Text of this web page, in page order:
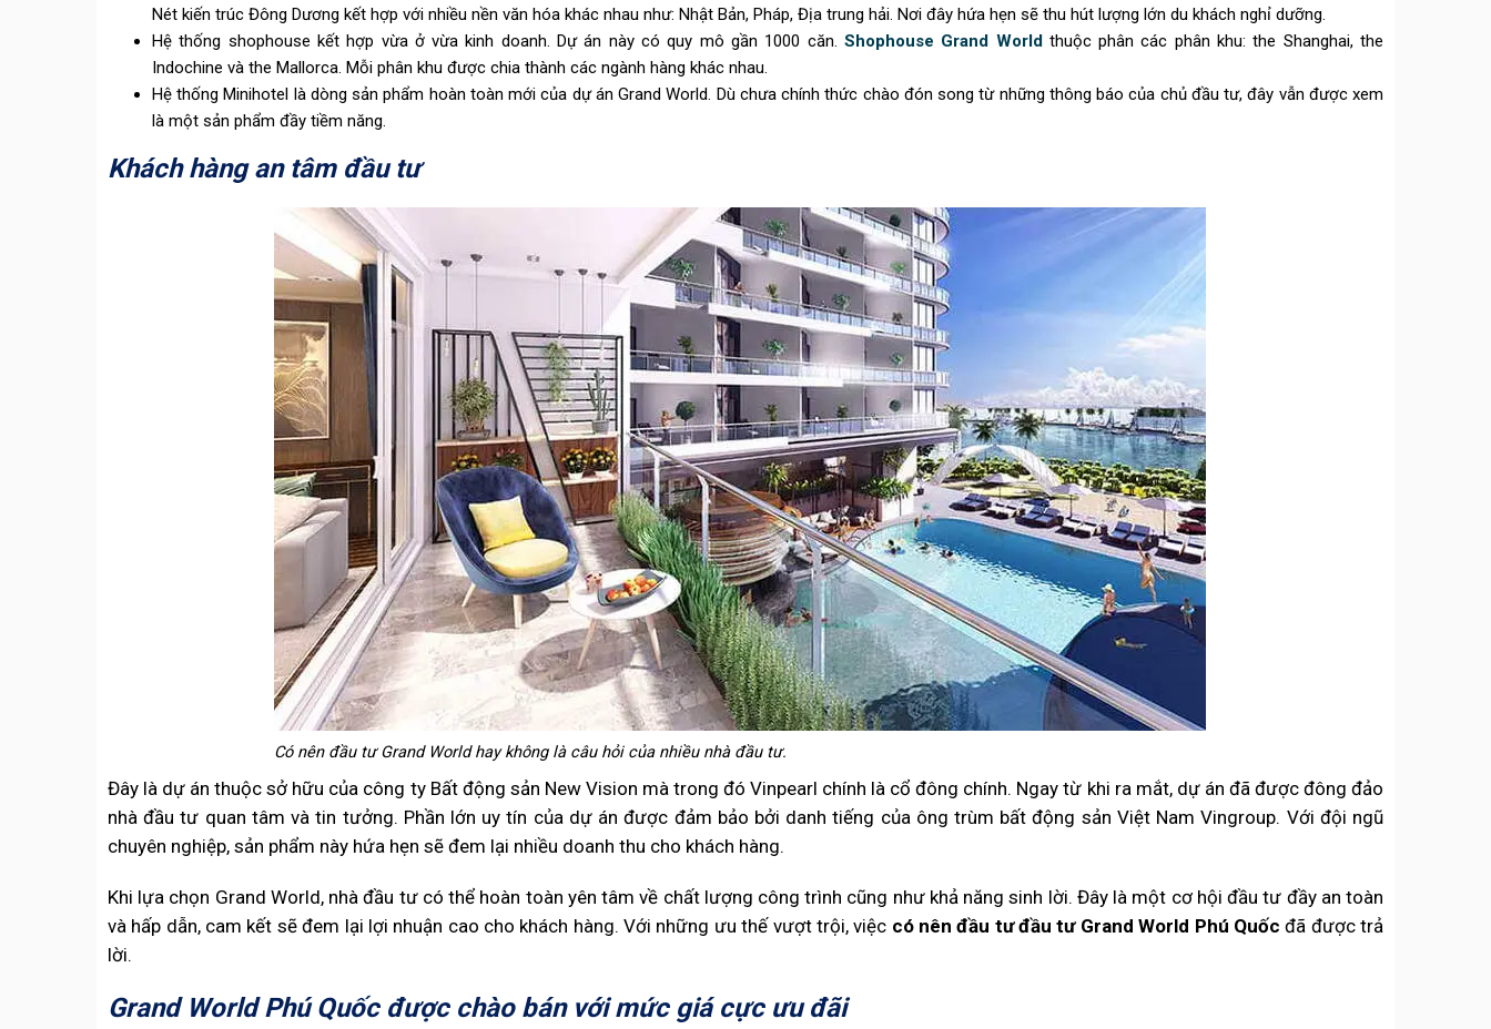
Nét kiến trúc Đông Dương kết hợp với nhiều nền văn hóa khác nhau như: Nhật Bản, Pháp, Địa trung hải. Nơi đây hứa hẹn sẽ thu hút lượng lớn du khách nghỉ dưỡng.
Hệ thống shophouse kết hợp vừa ở vừa kinh doanh. Dự án này có quy mô gần 1000 căn. Shophouse Grand Worldthuộc phân các phân khu: the Shanghai, the
Indochine và the Mallorca. Mỗi phân khu được chia thành các ngành hàng khác nhau.
Hệ thống Minihotel là dòng sản phẩm hoàn toàn mới của dự án Grand World. Dù chưa chính thức chào đón song từ những thông báo của chủ đầu tư, đây vẫn được xem
là một sản phẩm đầy tiềm năng.
Khách hàng an tâm đầu tư
Có nên đầu tư Grand World hay không là câu hỏi của nhiều nhà đầu tư.
Đây là dự án thuộc sở hữu của công ty Bất động sản New Vision mà trong đó Vinpearl chính là cổ đông chính. Ngay từ khi ra mắt, dự án đã được đông đảo
nhà đầu tư quan tâm và tin tưởng. Phần lớn uy tín của dự án được đảm bảo bởi danh tiếng của ông trùm bất động sản Việt Nam Vingroup. Với đội ngũ
chuyên nghiệp, sản phẩm này hứa hẹn sẽ đem lại nhiều doanh thu cho khách hàng.
Khi lựa chọn Grand World, nhà đầu tư có thể hoàn toàn yên tâm về chất lượng công trình cũng như khả năng sinh lời. Đây là một cơ hội đầu tư đầy an toàn
và hấp dẫn, cam kết sẽ đem lại lợi nhuận cao cho khách hàng. Với những ưu thế vượt trội, việc có nên đầu tư đầu tư Grand World Phú Quốc đã được trả
lời.
Grand World Phú Quốc được chào bán với mức giá cực ưu đãi